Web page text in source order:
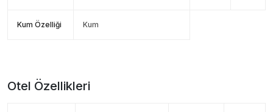
Kum Özelliği Kum
Otel Özellikleri